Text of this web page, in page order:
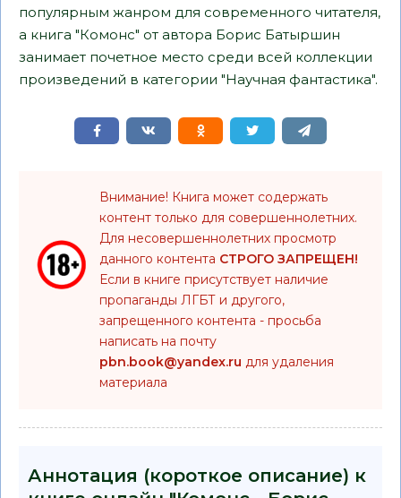
популярным жанром для современного читателя,
а книга "Комонс" от автора Борис Батыршин
занимает почетное место среди всей коллекции
произведений в категории "Научная фантастика".
Внимание! Книга может содержать
контент только для совершеннолетних.
Для несовершеннолетних просмотр
данного контента СТРОГО ЗАПРЕЩЕН!
Если в книге присутствует наличие
пропаганды ЛГБТ и другого,
запрещенного контента - просьба
написать на почту
pbn.book@yandex.ru для удаления
материала
Аннотация (короткое описание) к